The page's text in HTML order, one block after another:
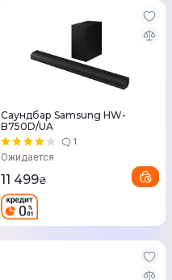
Саундбар Samsung HW-
B750D/UA
1
Ожидается
11 499₴